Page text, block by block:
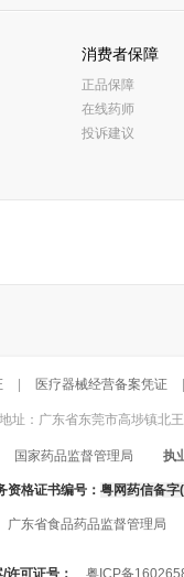
消费者保障
正品保障
在线药师
投诉建议
医疗器械经营备案凭证
：广东省东莞市高埗镇北王
国家药品监督管理局 执
资格证书编号： 粤网药信备
广东省食品药品监督管理局
许可证号： 粤ICP备